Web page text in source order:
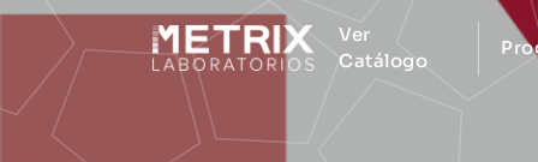
Ver
Catálogo